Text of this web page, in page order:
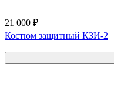
21 000 ₽
Костюм защитный КЗИ-2